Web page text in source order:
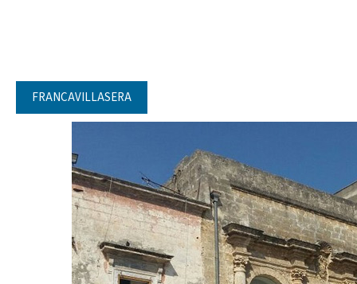
FRANCAVILLASERA